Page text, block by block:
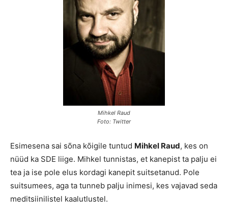
Mihkel Raud
Foto: Twitter
Esimesena sai sõna kõigile tuntud Mihkel Raud, kes on
nüüd ka SDE liige. Mihkel tunnistas, et kanepist ta palju ei
tea ja ise pole elus kordagi kanepit suitsetanud. Pole
suitsumees, aga ta tunneb palju inimesi, kes vajavad seda
meditsiinilistel kaalutlustel.